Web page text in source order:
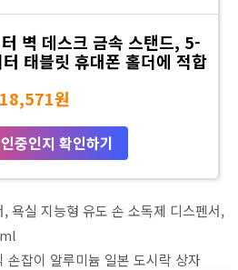
벽 데스크 금속 스탠드, 5-
태블릿 휴대폰 홀더에 적합
18,571원
중인지 확인하기
욕실 지능형 유도 손 소독제 디스펜서,
손잡이 알루미늄 일본 도시락 상자